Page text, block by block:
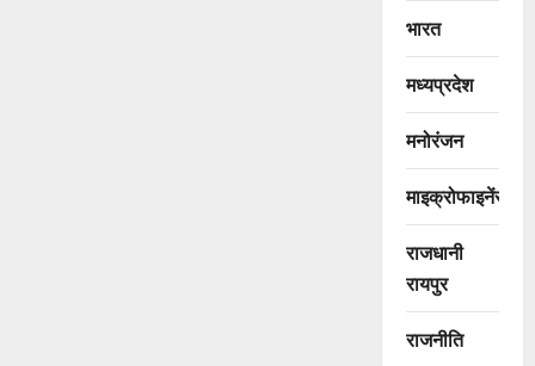
भारत
मध्यप्रदेश
मनोरंजन
माइक्रोफाइनेंस
राजधानी
रायपुर
राजनीति